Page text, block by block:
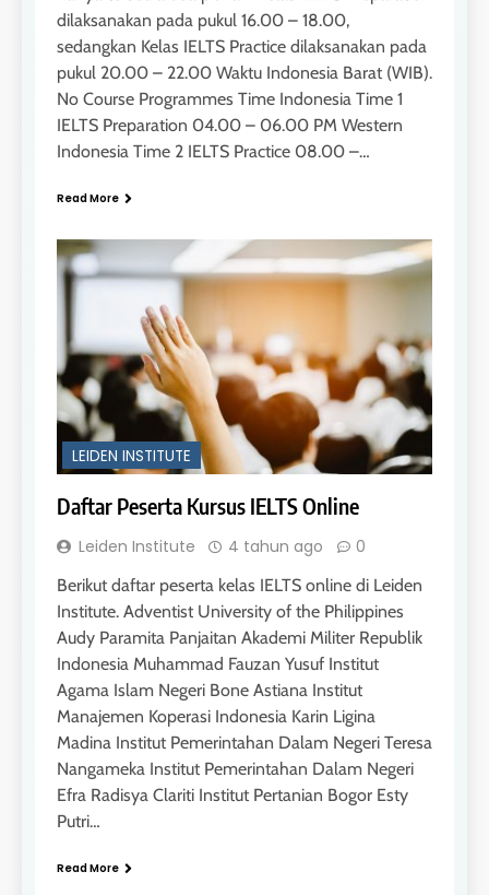
dilaksanakan pada pukul 16.00 – 18.00,
sedangkan Kelas IELTS Practice dilaksanakan pada
pukul 20.00 – 22.00 Waktu Indonesia Barat (WIB).
No Course Programmes Time Indonesia Time 1
IELTS Preparation 04.00 – 06.00 PM Western
Indonesia Time 2 IELTS Practice 08.00 –…
Read More
LEIDEN INSTITUTE
Daftar Peserta Kursus IELTS Online
Leiden Institute 4 tahun ago 0
Berikut daftar peserta kelas IELTS online di Leiden
Institute. Adventist University of the Philippines
Audy Paramita Panjaitan Akademi Militer Republik
Indonesia Muhammad Fauzan Yusuf Institut
Agama Islam Negeri Bone Astiana Institut
Manajemen Koperasi Indonesia Karin Ligina
Madina Institut Pemerintahan Dalam Negeri Teresa
Nangameka Institut Pemerintahan Dalam Negeri
Efra Radisya Clariti Institut Pertanian Bogor Esty
Putri…
Read More